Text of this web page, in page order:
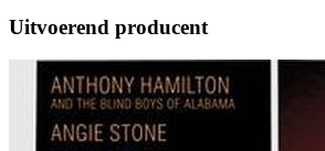
Uitvoerend producent